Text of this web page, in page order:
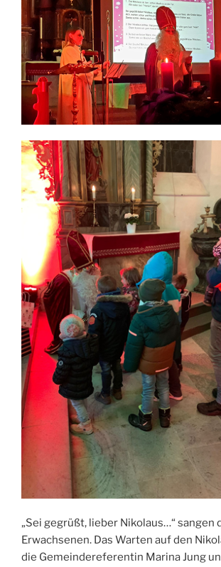
„Sei gegrüßt, lieber Nikolaus…“ sangen
Erwachsenen. Das Warten auf den
die Gemeindereferentin Marina Jung